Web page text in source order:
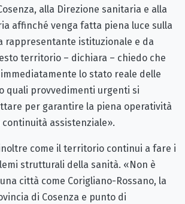
alla Direzione sanitaria e alla
affinché venga fatta piena luce sulla
rappresentante istituzionale e da
territorio – dichiara – chiedo che
lo stato reale delle
quali provvedimenti urgenti si
per garantire la piena operatività
assistenziale».
come il territorio continui a fare i
strutturali della sanità. «Non è
città come Corigliano-Rossano, la
di Cosenza e punto di